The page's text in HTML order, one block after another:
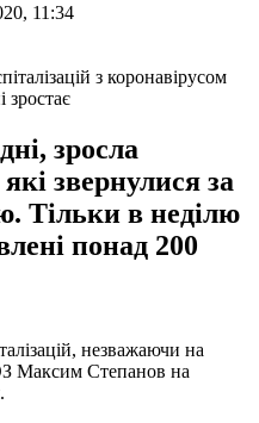
11:34
зростає
зросла
звернулися за
Тільки в неділю
понад 200
незважаючи на
Максим Степанов на